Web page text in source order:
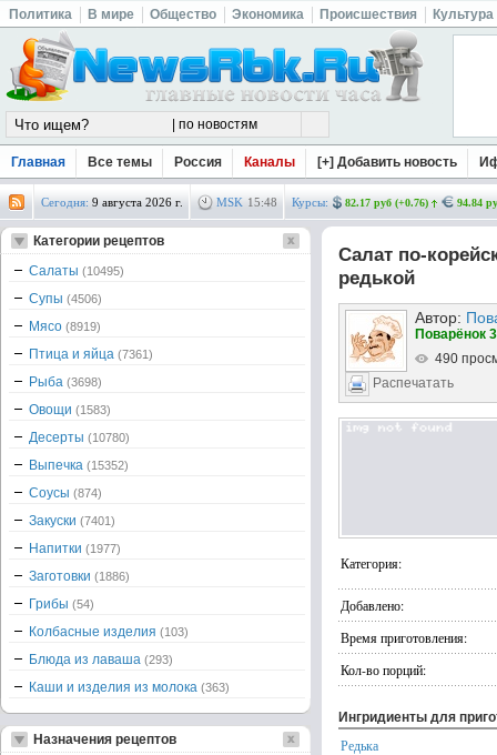
Политика В мире Общество Экономика Происшествия Культура
Главная Все темы Россия Каналы [+] Добавить новость
Сегодня: 9 августа 2026 г. MSK 15:48 Курсы: 82.17 руб (+0.76) 94.84
Салат по-
редькой
Автор:
Поварёнок
490
Распечатать
Категория:
Добавлено:
Время приготовления:
Кол-во порций:
Ингридиенты для
Редька
Категории рецептов
Салаты (10495)
Супы (4506)
Мясо (8919)
Птица и яйца (7361)
Рыба (3698)
Овощи (1583)
Десерты (10780)
Выпечка (15352)
Соусы (874)
Закуски (7401)
Напитки (1977)
Заготовки (1886)
Грибы (54)
Колбасные изделия (103)
Блюда из лаваша (293)
Каши и изделия из молока (363)
Назначения рецептов